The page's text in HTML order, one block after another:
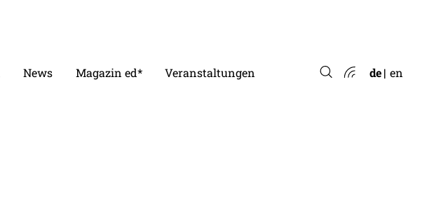
News Magazin ed* Veranstaltungen de en